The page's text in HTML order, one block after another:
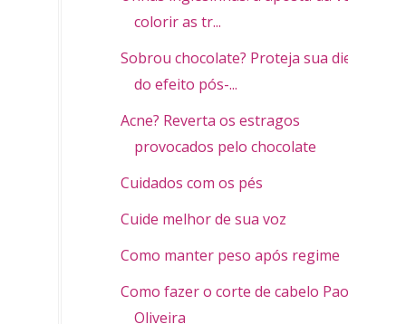
colorir as tr...
Sobrou chocolate? Proteja sua dieta
do efeito pós-...
Acne? Reverta os estragos
provocados pelo chocolate
Cuidados com os pés
Cuide melhor de sua voz
Como manter peso após regime
Como fazer o corte de cabelo Paola
Oliveira